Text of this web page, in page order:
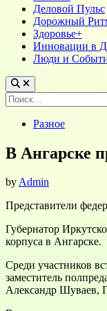
Деловой Пульс
Дорожный
Здоровье+
Инновации в
Люди и
Найти:
PostedРазное
В Ангарске
byAdmin
Представители
Губернатор
корпуса в Ангарске.
Среди участников
заместитель
Александр Шуваев,